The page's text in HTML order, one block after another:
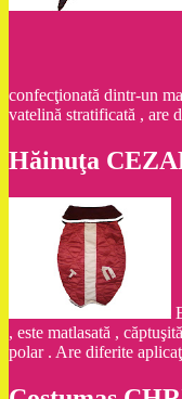
confecţionată dintr-un
vatelină stratificată , are
Hăinuţa
, este matlasată ,
polar . Are diferite